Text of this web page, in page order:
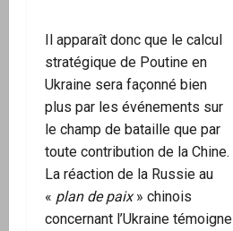
Il apparaît donc que le calcul
stratégique de Poutine en
Ukraine sera façonné bien
plus par les événements sur
le champ de bataille que par
toute contribution de la Chine.
La réaction de la Russie au
« plan de paix» chinois
concernant l’Ukraine témoigne